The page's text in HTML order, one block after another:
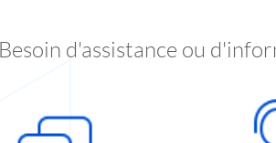
Besoin d'assistance ou